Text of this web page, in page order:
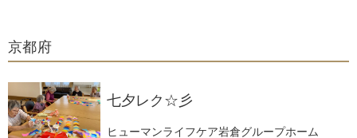
京都府
七夕レク☆彡
ヒューマンライフケア岩倉グループホーム